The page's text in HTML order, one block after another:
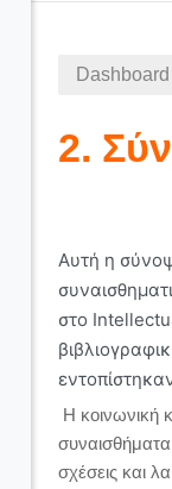
Dashboard
2.
Αυτή η
στο
Η κοινωνική
σχέσεις και